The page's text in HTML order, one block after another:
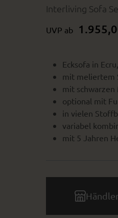
Interliving Sofa
UVP ab
Ecksofa in
mit meliertem
mit
optional mit
in vielen
variabel
mit 5 Jahren